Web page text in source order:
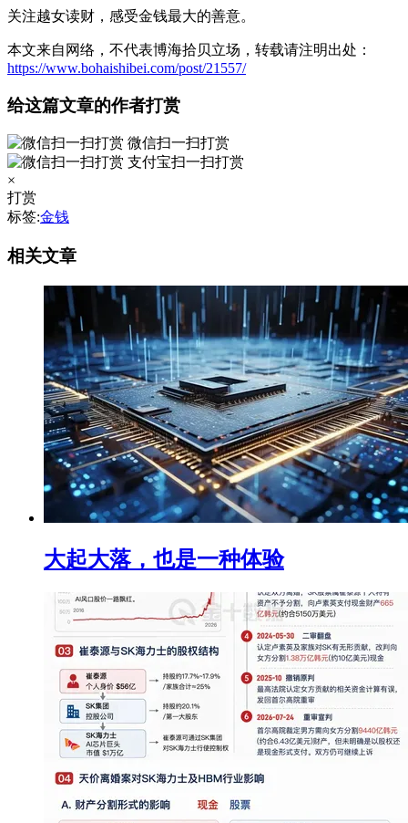
关注越女读财，感受金钱最大的善意。
本文来自网络，不代表博海拾贝立场，转载请注明出处：
https://www.bohaishibei.com/post/21557/
给这篇文章的作者打赏
微信扫一扫打赏
支付宝扫一扫打赏
×
打赏
标签:金钱
相关文章
大起大落，也是一种体验